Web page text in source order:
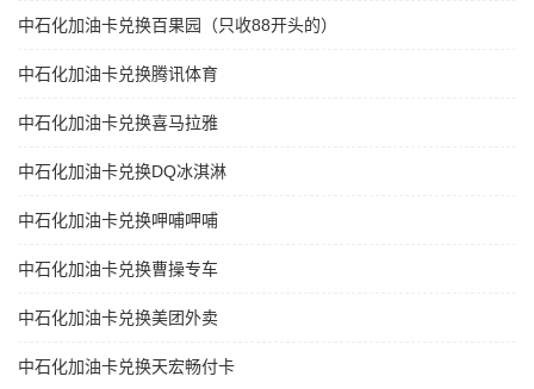
中石化加油卡兑换百果园（只收88开头的）
中石化加油卡兑换腾讯体育
中石化加油卡兑换喜马拉雅
中石化加油卡兑换DQ冰淇淋
中石化加油卡兑换呷哺呷哺
中石化加油卡兑换曹操专车
中石化加油卡兑换美团外卖
中石化加油卡兑换天宏畅付卡